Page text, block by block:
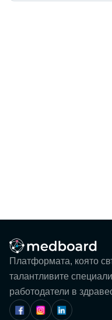
Платформата, която
талантливите
работодатели в